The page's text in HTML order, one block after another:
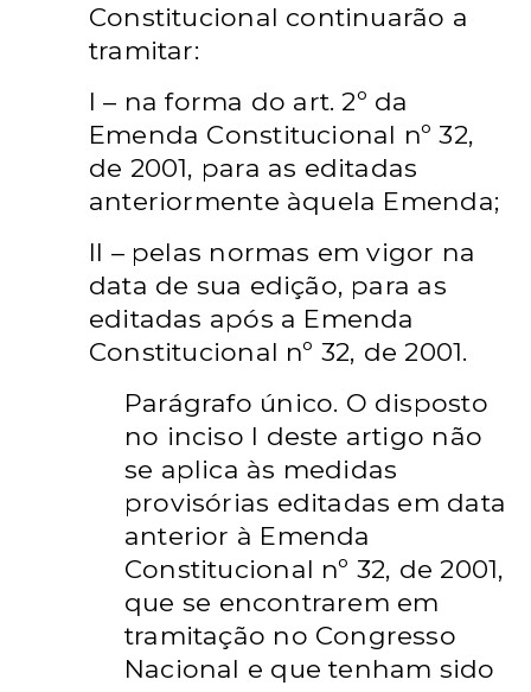
Constitucional continuarão a
tramitar:
I – na forma do art. 2º da
Emenda Constitucional nº 32,
de 2001, para as editadas
anteriormente àquela Emenda;
II – pelas normas em vigor na
data de sua edição, para as
editadas após a Emenda
Constitucional nº 32, de 2001.
Parágrafo único. O disposto
no inciso I deste artigo não
se aplica às medidas
provisórias editadas em data
anterior à Emenda
Constitucional nº 32, de 2001,
que se encontrarem em
tramitação no Congresso
Nacional e que tenham sido